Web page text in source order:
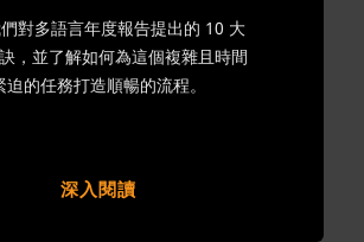
對多語言年度報告提出的 10 大
，並了解如何為這個複雜且時間
迫的任務打造順暢的流程。
深入閱讀